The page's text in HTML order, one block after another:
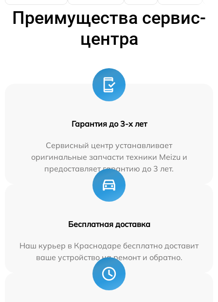
Преимущества сервис-
центра
Гарантия до 3-х лет
Сервисный центр устанавливает
оригинальные запчасти техники Meizu и
предоставляет гарантию до 3 лет.
Бесплатная доставка
Наш курьер в Краснодаре бесплатно доставит
ваше устройство на ремонт и обратно.